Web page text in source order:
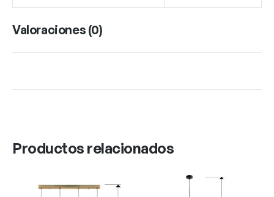
Valoraciones (0)
Productos relacionados